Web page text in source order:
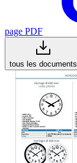
page PDF
tous les documents